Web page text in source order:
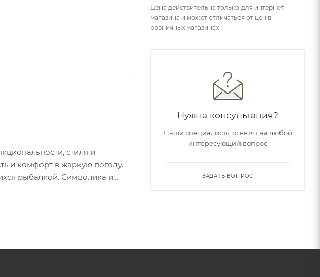
стиля и
и комфорт в жаркую погоду.
рыбалкой. Символика и
Цена действительна только для интернет-
магазина и может отличаться от цен в
розничных магазинах
Нужна консультация?
Наши специалисты ответят на любой
интересующий вопрос
ЗАДАТЬ ВОПРОС